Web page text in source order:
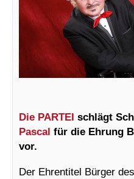
Die PARTEI schlägt
Pascal für die Ehrung
vor.
Der Ehrentitel Bürger